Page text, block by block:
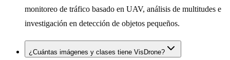
monitoreo de tráfico basado en UAV, análisis de multitudes e
investigación en detección de objetos pequeños.
¿Cuántas imágenes y clases tiene VisDrone?